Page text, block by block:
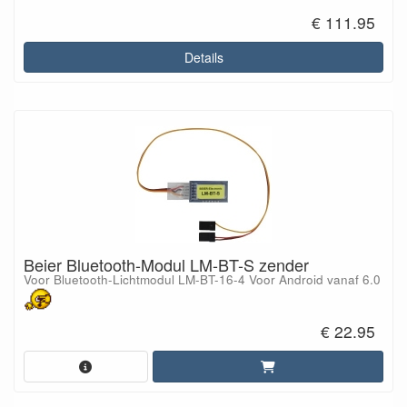
€ 111.95
Details
Beier Bluetooth-Modul LM-BT-S zender
Voor Bluetooth-Lichtmodul LM-BT-16-4 Voor Android vanaf 6.0
€ 22.95